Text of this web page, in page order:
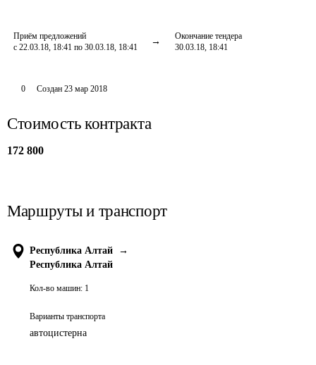
Приём предложений
с 22.03.18, 18:41 по 30.03.18, 18:41
Окончание тендера
30.03.18, 18:41
0 Создан 23 мар 2018
Стоимость контракта
172 800
Маршруты и транспорт
Республика Алтай
→
Республика Алтай
Кол-во машин: 1
Варианты транспорта
автоцистерна